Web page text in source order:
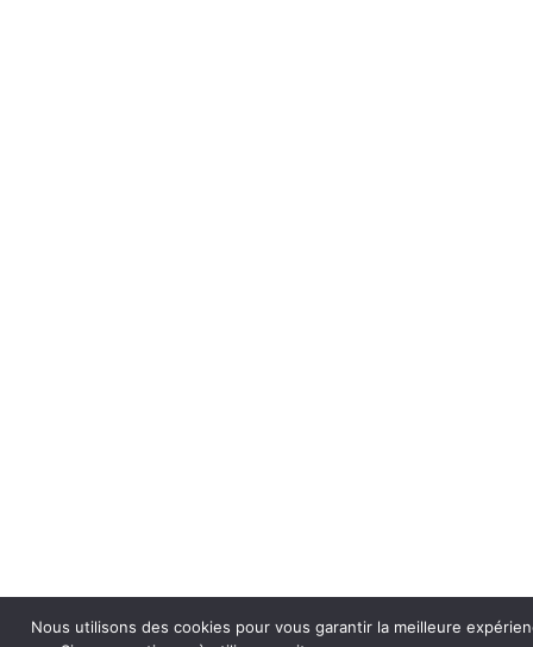
Nous utilisons des cookies pour vous garantir la meilleure